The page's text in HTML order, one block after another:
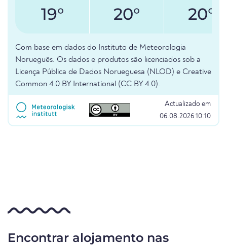
19° 20° 20°
Com base em dados do Instituto de Meteorologia
Norueguês. Os dados e produtos são licenciados sob a
Licença Pública de Dados Norueguesa (NLOD) e Creative
Common 4.0 BY International (CC BY 4.0).
Actualizado em
06.08.2026 10:10
Encontrar alojamento nas